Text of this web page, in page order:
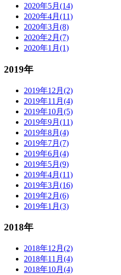
2020年5月(14)
2020年4月(11)
2020年3月(8)
2020年2月(7)
2020年1月(1)
2019年
2019年12月(2)
2019年11月(4)
2019年10月(5)
2019年9月(11)
2019年8月(4)
2019年7月(7)
2019年6月(4)
2019年5月(9)
2019年4月(11)
2019年3月(16)
2019年2月(6)
2019年1月(3)
2018年
2018年12月(2)
2018年11月(4)
2018年10月(4)